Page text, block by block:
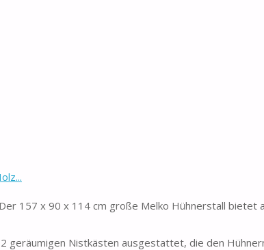
157 x 90 x 114 cm große Melko Hühnerstall bietet
geräumigen Nistkästen ausgestattet, die den